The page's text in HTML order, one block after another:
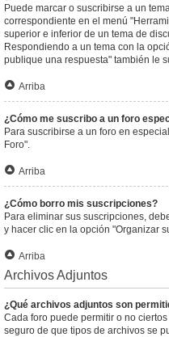
Puede marcar o suscribirse a un
correspondiente en el menú
superior e inferior de un tema de
Respondiendo a un tema con la
publique una respuesta" también le
Arriba
¿Cómo me suscribo a un foro
Para suscribirse a un foro en
Foro".
Arriba
¿Cómo borro mis suscripciones?
Para eliminar sus suscripciones,
y hacer clic en la opción "Organizar
Arriba
Archivos Adjuntos
¿Qué archivos adjuntos son
Cada foro puede permitir o no
seguro de que tipos de archivos se